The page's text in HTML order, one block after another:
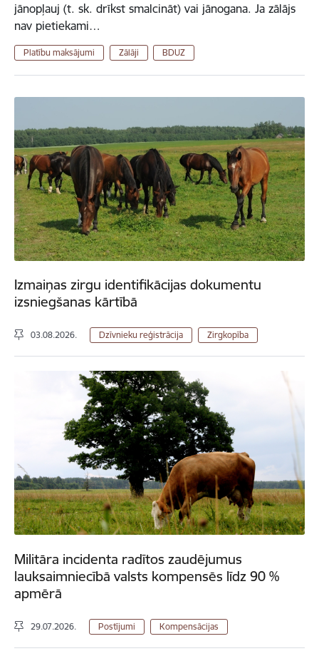
jānopļauj (t. sk. drīkst smalcināt) vai jānogana. Ja zālājs
nav pietiekami…
Platību maksājumi Zālāji BDUZ
Izmaiņas zirgu identifikācijas dokumentu
izsniegšanas kārtībā
03.08.2026. Dzīvnieku reģistrācija Zirgkopība
Militāra incidenta radītos zaudējumus
lauksaimniecībā valsts kompensēs līdz 90 %
apmērā
29.07.2026. Postījumi Kompensācijas